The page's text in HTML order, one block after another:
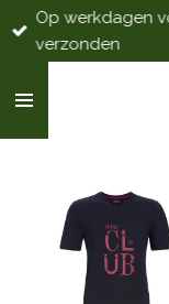
Ga
direct
de
Op werkdagen
verzonden